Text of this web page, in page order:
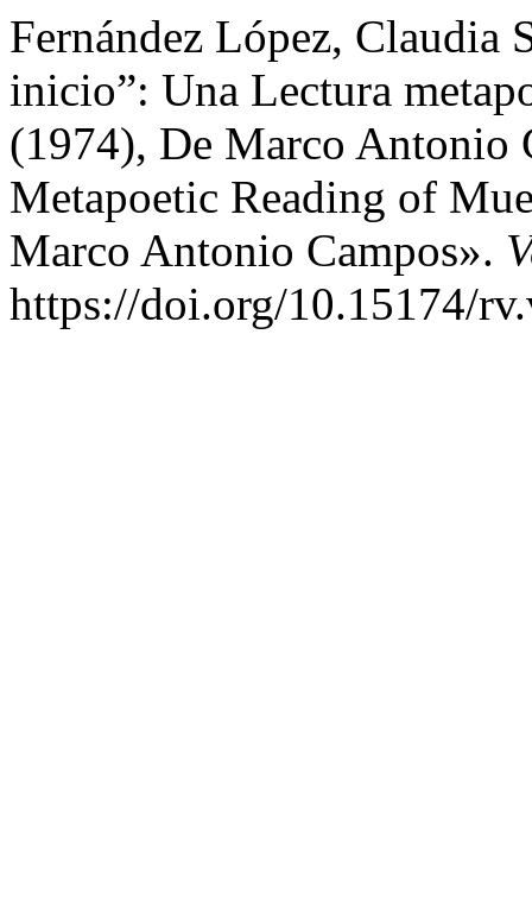
Fernández López, Claudia
inicio”: Una Lectura
(1974), De Marco Antonio
Metapoetic Reading of
Marco Antonio Campos».
https://doi.org/10.15174/